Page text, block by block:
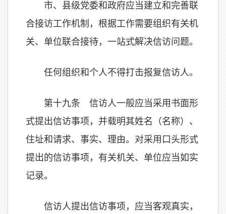
市、县级党委和政府应当建立和完善联
合接访工作机制，根据工作需要组织有关机
关、单位联合接待，一站式解决信访问题。
任何组织和个人不得打击报复信访人。
第十九条 信访人一般应当采用书面形
式提出信访事项，并载明其姓名（名称）、
住址和请求、事实、理由。对采用口头形式
提出的信访事项，有关机关、单位应当如实
记录。
信访人提出信访事项，应当客观真实，